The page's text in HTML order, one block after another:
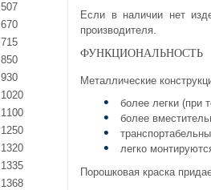
507
670
715
850
930
1020
1100
1250
1320
1335
1368
Если в наличии нет
производителя.
ФУНКЦИОНАЛЬНОСТЬ
Металлические
более легки (при
более
легко
Порошковая краска